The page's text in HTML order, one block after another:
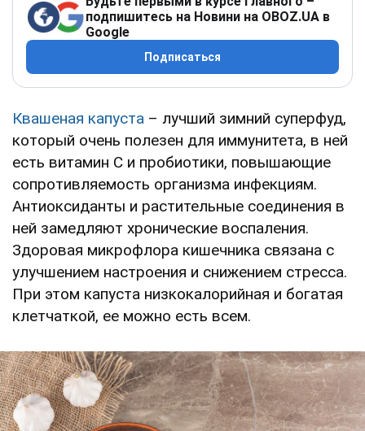
подпишитесь на Новини на OBOZ.UA в
Google
Подписаться
Квашеная капуста – лучший зимний суперфуд,
который очень полезен для иммунитета, в ней
есть витамин C и пробиотики, повышающие
сопротивляемость организма инфекциям.
Антиоксиданты и растительные соединения в
ней замедляют хронические воспаления.
Здоровая микрофлора кишечника связана с
улучшением настроения и снижением стресса.
При этом капуста низкокалорийная и богатая
клетчаткой, ее можно есть всем.